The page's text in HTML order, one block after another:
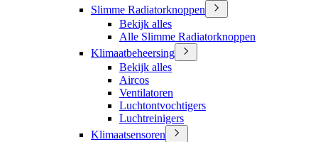
Slimme Radiatorknoppen
Bekijk alles
Alle Slimme Radiatorknoppen
Klimaatbeheersing
Bekijk alles
Aircos
Ventilatoren
Luchtontvochtigers
Luchtreinigers
Klimaatsensoren